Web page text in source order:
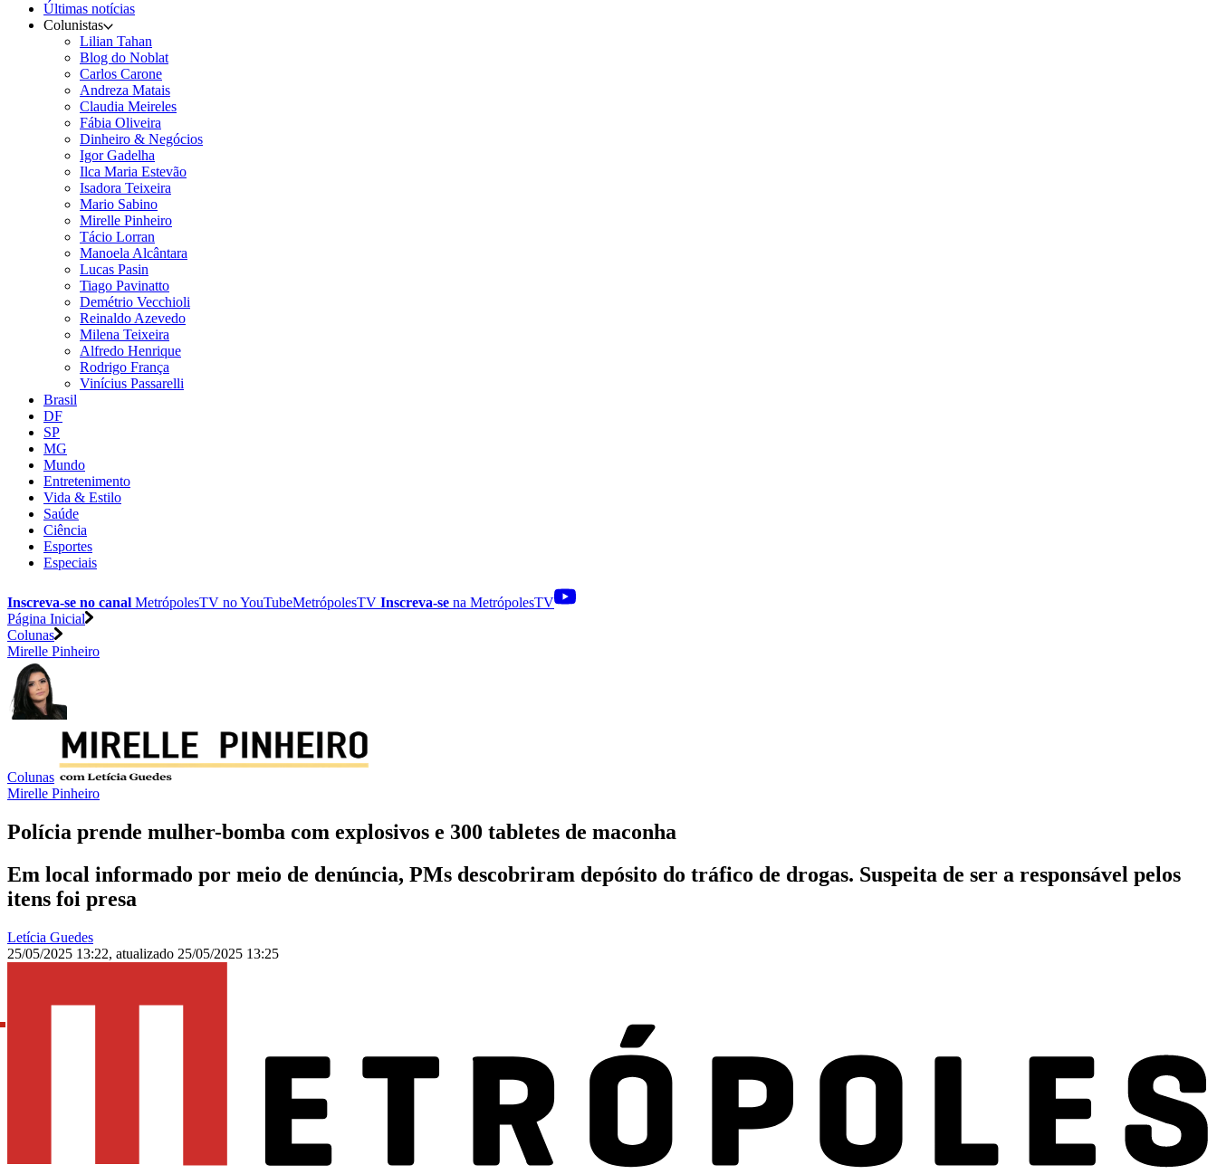
Últimas notícias
Colunistas
Lilian Tahan
Blog do Noblat
Carlos Carone
Andreza Matais
Claudia Meireles
Fábia Oliveira
Dinheiro & Negócios
Igor Gadelha
Ilca Maria Estevão
Isadora Teixeira
Mario Sabino
Mirelle Pinheiro
Tácio Lorran
Manoela Alcântara
Lucas Pasin
Tiago Pavinatto
Demétrio Vecchioli
Reinaldo Azevedo
Milena Teixeira
Alfredo Henrique
Rodrigo França
Vinícius Passarelli
Brasil
DF
SP
MG
Mundo
Entretenimento
Vida & Estilo
Saúde
Ciência
Esportes
Especiais
Inscreva-se no canal MetrópolesTV noYouTubeMetrópolesTV Inscreva-se na MetrópolesTV
Página Inicial
Colunas
Mirelle Pinheiro
Colunas
Mirelle Pinheiro
Polícia prende mulher-bomba com explosivos e 300 tabletes de maconha
Em local informado por meio de denúncia, PMs descobriram depósito do tráfico de drogas. Suspeita de ser a responsável pelos
itens foi presa
Letícia Guedes
25/05/2025 13:22, atualizado 25/05/2025 13:25